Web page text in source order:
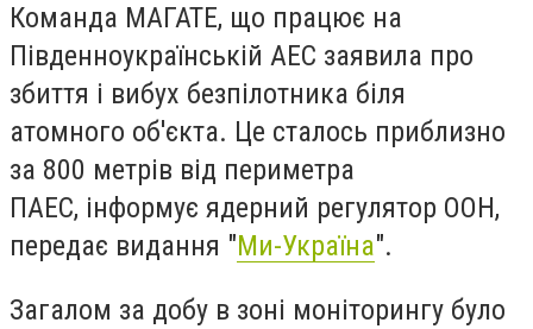
Команда МАГАТЕ, що працює на
Південноукраїнській АЕС заявила про
збиття і вибух безпілотника біля
атомного об'єкта. Це сталось приблизно
за 800 метрів від периметра
ПАЕС, інформує ядерний регулятор ООН,
передає видання "Ми-Україна".
Загалом за добу в зоні моніторингу було